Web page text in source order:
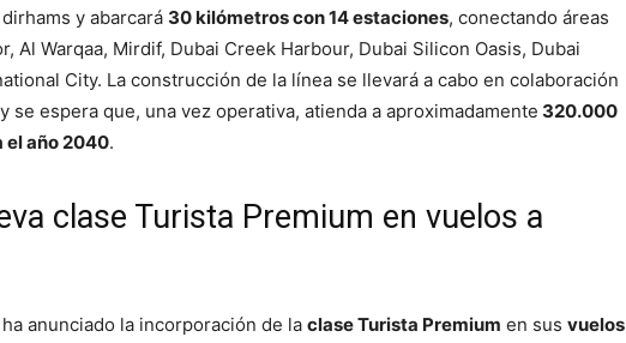
y abarcará 30 kilómetros con 14 estaciones, conectando áreas
Al Warqaa, Mirdif, Dubai Creek Harbour, Dubai Silicon Oasis, Dubai
City. La construcción de la línea se llevará a cabo en colaboración
se espera que, una vez operativa, atienda a aproximadamente 320.000
el año 2040.
clase Turista Premium en vuelos a
ha anunciado la incorporación de la clase Turista Premium en sus vuelos